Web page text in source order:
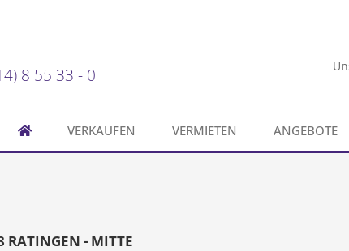
8 55 33 - 0
VERKAUFEN VERMIETEN ANGEBOTE
RATINGEN - MITTE